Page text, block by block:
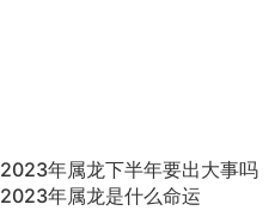
2023年属龙下半年要出大事吗
2023年属龙是什么命运